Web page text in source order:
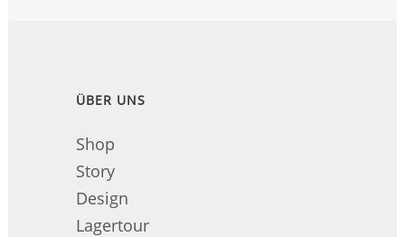
ÜBER UNS
Shop
Story
Design
Lagertour